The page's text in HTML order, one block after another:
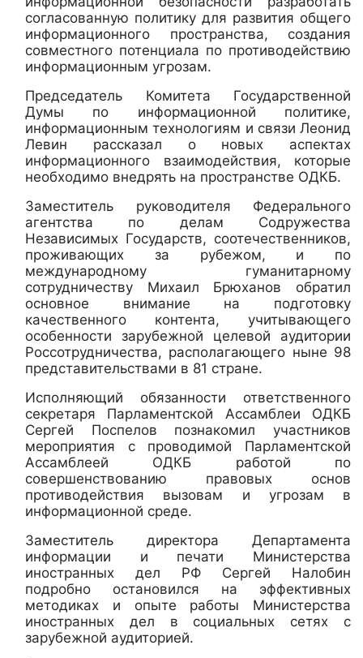
согласованную политику для развития общего
информационного пространства, создания
совместного потенциала по противодействию
информационным угрозам.
Председатель Комитета Государственной
Думы по информационной политике,
информационным технологиям и связи Леонид
Левин рассказал о новых аспектах
информационного взаимодействия, которые
необходимо внедрять на пространстве ОДКБ.
Заместитель руководителя Федерального
агентства по делам Содружества
Независимых Государств, соотечественников,
проживающих за рубежом, и по
международному гуманитарному
сотрудничеству Михаил Брюханов обратил
основное внимание на подготовку
качественного контента, учитывающего
особенности зарубежной целевой аудитории
Россотрудничества, располагающего ныне 98
представительствами в 81 стране.
Исполняющий обязанности ответственного
секретаря Парламентской Ассамблеи ОДКБ
Сергей Поспелов познакомил участников
мероприятия с проводимой Парламентской
Ассамблеей ОДКБ работой по
совершенствованию правовых основ
противодействия вызовам и угрозам в
информационной среде.
Заместитель директора Департамента
информации и печати Министерства
иностранных дел РФ Сергей Налобин
подробно остановился на эффективных
методиках и опыте работы Министерства
иностранных дел в социальных сетях с
зарубежной аудиторией.